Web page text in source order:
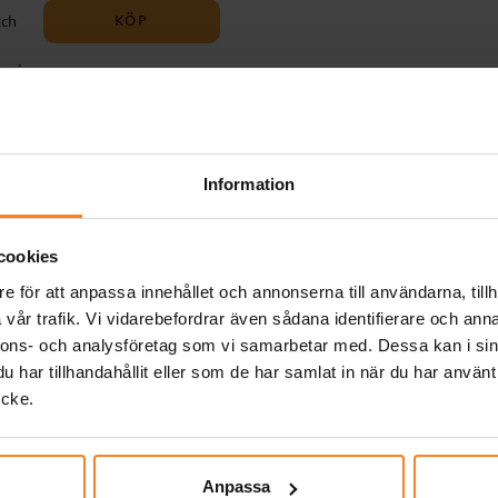
Information
för att anpassa innehållet och annonserna till användarna,
trafik. Vi vidarebefordrar även sådana identifierare och
och analysföretag som vi samarbetar med. Dessa kan i
har tillhandahållit eller som de har samlat in när du har
Anpassa
i
KÖP
Relaterade produkter